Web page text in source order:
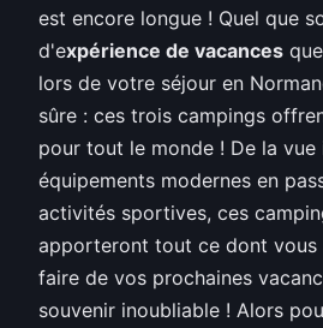
est encore longue ! Quel que
d'expérience de vacances
lors de votre séjour en
sûre : ces trois campings
pour tout le monde ! De la vue
équipements modernes en
activités sportives, ces
apporteront tout ce dont vous
faire de vos prochaines
souvenir inoubliable ! Alors